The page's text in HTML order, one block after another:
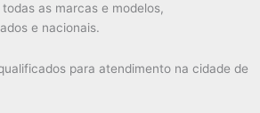
as marcas e modelos,
e nacionais.
para atendimento na cidade de